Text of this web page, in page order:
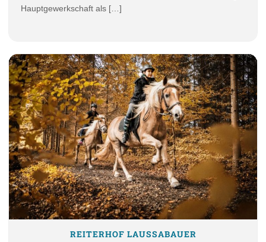
Hauptgewerkschaft als […]
REITERHOF LAUSSABAUER